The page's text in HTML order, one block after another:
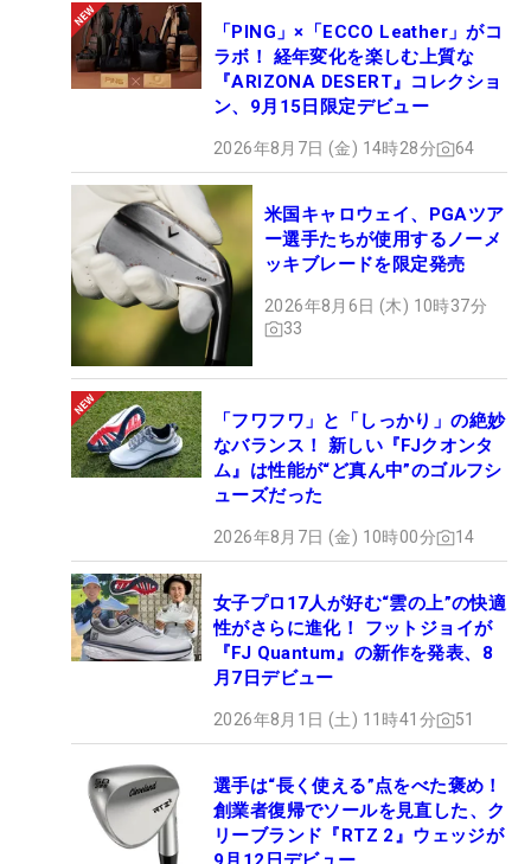
「PING」×「ECCO Leather」がコ
ラボ！ 経年変化を楽しむ上質な
『ARIZONA DESERT』コレクショ
ン、9月15日限定デビュー
2026年8月7日 (金) 14時28分 64
米国キャロウェイ、PGAツア
ー選手たちが使用するノーメ
ッキブレードを限定発売
2026年8月6日 (木) 10時37分
33
「フワフワ」と「しっかり」の絶妙
なバランス！ 新しい『FJクオンタ
ム』は性能が“ど真ん中”のゴルフシ
ューズだった
2026年8月7日 (金) 10時00分 14
女子プロ17人が好む“雲の上”の快適
性がさらに進化！ フットジョイが
『FJ Quantum』の新作を発表、8
月7日デビュー
2026年8月1日 (土) 11時41分 51
選手は“長く使える”点をべた褒め！
創業者復帰でソールを見直した、ク
リーブランド『RTZ 2』ウェッジが